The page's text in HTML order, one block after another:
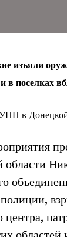
изъяли
поселках
в